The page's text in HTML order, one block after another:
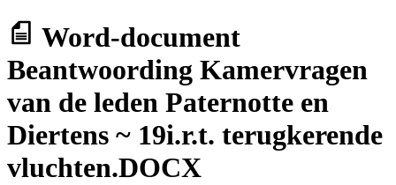
Word-document
Beantwoording Kamervragen
van de leden Paternotte en
Diertens ~ 19i.r.t. terugkerende
vluchten.DOCX